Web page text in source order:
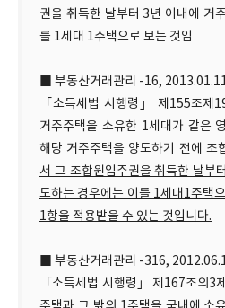
권을 취득한 날부터 3년 이내에 거
를 1세대 1주택으로 보는 것임
■ 부동산거래관리 -16,
「소득세법 시행령」 제155조제
거주주택을 소유한 1세대가 같은
해당 거주주택을 양도하기 전에 조
서 그 조합원입주권을 취득한 날부
도하는 경우에는 이를 1세대1주택
1항을 적용받을 수 있는 것입니다.
■ 부동산거래관리 -316,
「소득세법 시행령」 제167조의3